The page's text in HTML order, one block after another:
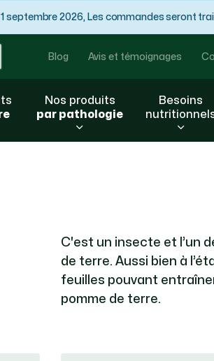
septembre 2026, Les commandes seront
Blog Avis et témoignages
Nos produits
par pathologie
Besoins
C'est un insecte et l’un
de terre. Aussi bien à
feuilles pouvant
pomme de terre.